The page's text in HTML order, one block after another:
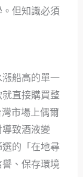
但知識必須
船高的單一
直接購買整
市場上偶爾
致酒液變
的「在地尋
、保存環境